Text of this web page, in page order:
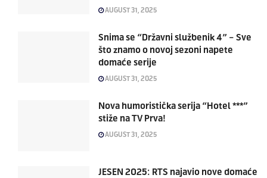
AUGUST 31, 2025
Snima se “Državni službenik 4” – Sve
što znamo o novoj sezoni napete
domaće serije
AUGUST 31, 2025
Nova humoristička serija “Hotel ***”
stiže na TV Prva!
AUGUST 31, 2025
JESEN 2025: RTS najavio nove domaće